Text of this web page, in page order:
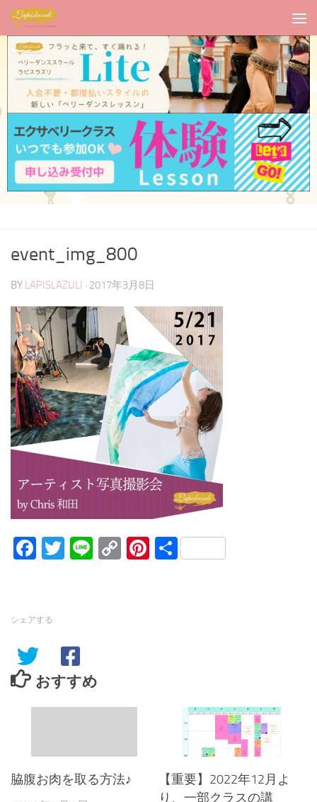
event_img_800
BY LAPISLAZULI · 2017年3月8日
Facebook
Twitter
LineCopyPinterest
共
シェアする
おすすめ
脇腹お肉を取る方法♪
【重要】2022年12月よ
り、一部クラスの講